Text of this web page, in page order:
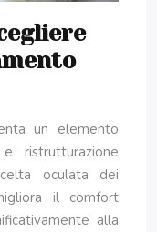
un elemento
ristrutturazione
oculata dei
il comfort
alla